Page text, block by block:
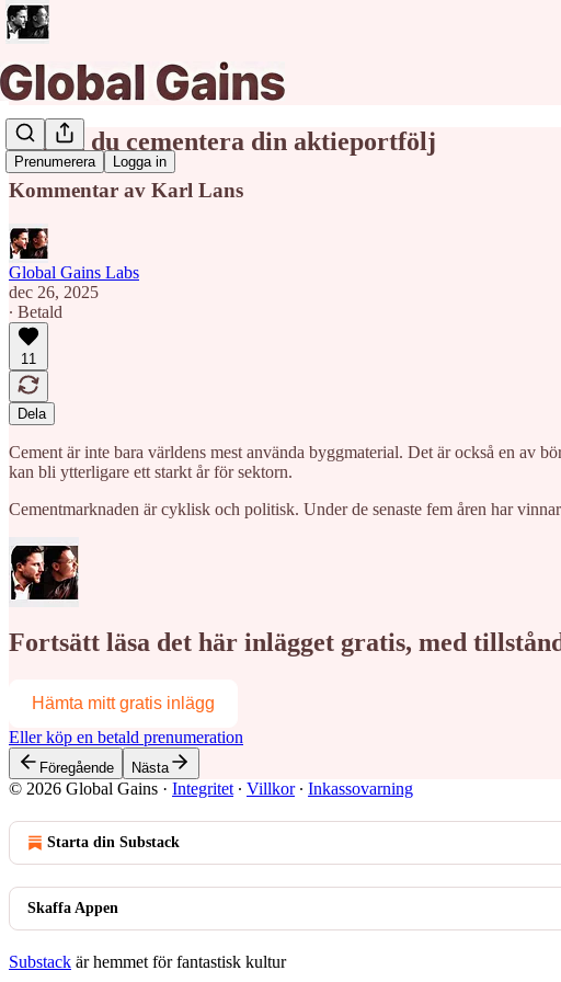
Prenumerera Logga in
Så kan du cementera din aktieportfölj
Kommentar av Karl Lans
Global Gains Labs
dec 26, 2025
∙ Betald
11
Dela
Cement är inte bara världens mest använda byggmaterial. Det är också en av
kan bli ytterligare ett starkt år för sektorn.
Cementmarknaden är cyklisk och politisk. Under de senaste fem åren har
Fortsätt läsa det här inlägget gratis, med
Hämta mitt gratis inlägg
Eller köp en betald prenumeration
Föregående Nästa
© 2026 Global Gains · Integritet ∙ Villkor∙ Inkassovarning
Starta din Substack
Skaffa Appen
Substack är hemmet för fantastisk kultur